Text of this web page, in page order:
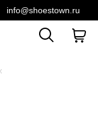
info@shoestown.ru